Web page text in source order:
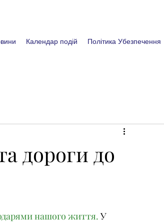
Календар подій Політика Убезпечення
дороги до
нашого життя. У